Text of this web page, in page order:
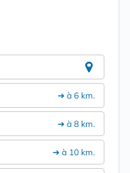
➔ à 6 km.
➔ à 8 km.
➔ à 10 km.